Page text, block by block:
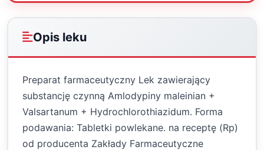
Opis leku
Preparat farmaceutyczny Lek zawierający
substancję czynną Amlodypiny maleinian +
Valsartanum + Hydrochlorothiazidum. Forma
podawania: Tabletki powlekane. na receptę (Rp)
od producenta Zakłady Farmaceutyczne